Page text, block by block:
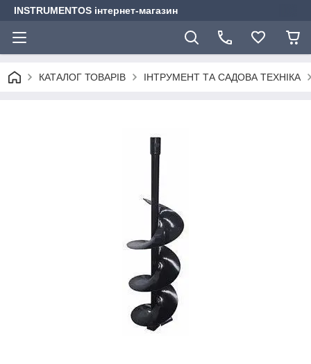
INSTRUMENTOS інтернет-магазин
КАТАЛОГ ТОВАРІВ ІНТРУМЕНТ ТА САДОВА ТЕХНІКА